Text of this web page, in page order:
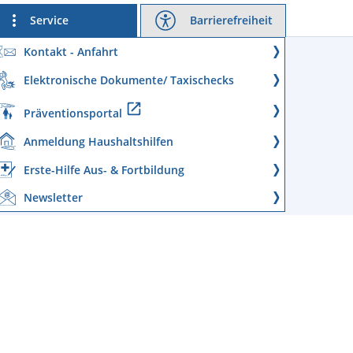
Service
Kontakt - Anfahrt
Elektronische Dokumente/ Taxischecks
Präventionsportal
Anmeldung Haushaltshilfen
Erste-Hilfe Aus- & Fortbildung
Newsletter
Barrierefreiheit